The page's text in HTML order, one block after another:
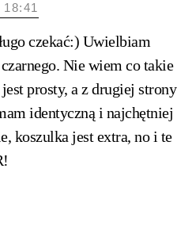
czekać:) Uwielbiam
Nie wiem co takie
prosty, a z drugiej strony
identyczną i najchętniej
koszulka jest extra, no i te